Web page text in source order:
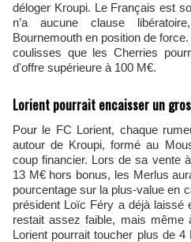
déloger Kroupi. Le Français est
n’a aucune clause
Bournemouth en position de
coulisses que les Cherries
d'offre supérieure à 100 M€.
Lorient pourrait encaisser un
Pour le FC Lorient, chaque rumeur dépassant les 80-100 M€
autour de Kroupi, formé au
coup financier. Lors de sa vente
13 M€ hors bonus, les Merlus
pourcentage sur la plus-value en
président Loïc Féry a déjà laissé
restait assez faible, mais
Lorient pourrait toucher plus de